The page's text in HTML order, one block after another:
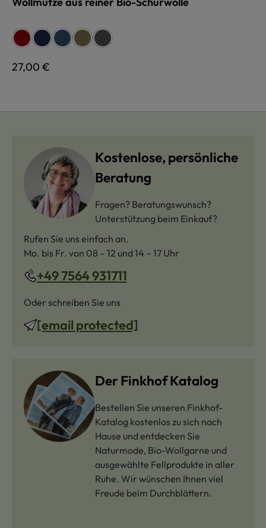
Farbe auswählen
rot marinejeans olive anthrazit
Regulärer Preis:
27,00 €
Kostenlose, persönliche
Beratung
Fragen? Beratungswunsch?
Unterstützung beim Einkauf?
Rufen Sie uns einfach an.
Mo. bis Fr. von 08 – 12 und 14 – 17 Uhr
+49 7564 931711
Oder schreiben Sie uns
[email protected]
Der Finkhof Katalog
Bestellen Sie unseren Finkhof-
Katalog kostenlos zu sich nach
Hause und entdecken Sie
Naturmode, Bio-Wollgarne und
ausgewählte Fellprodukte in aller
Ruhe. Wir wünschen Ihnen viel
Freude beim Durchblättern.